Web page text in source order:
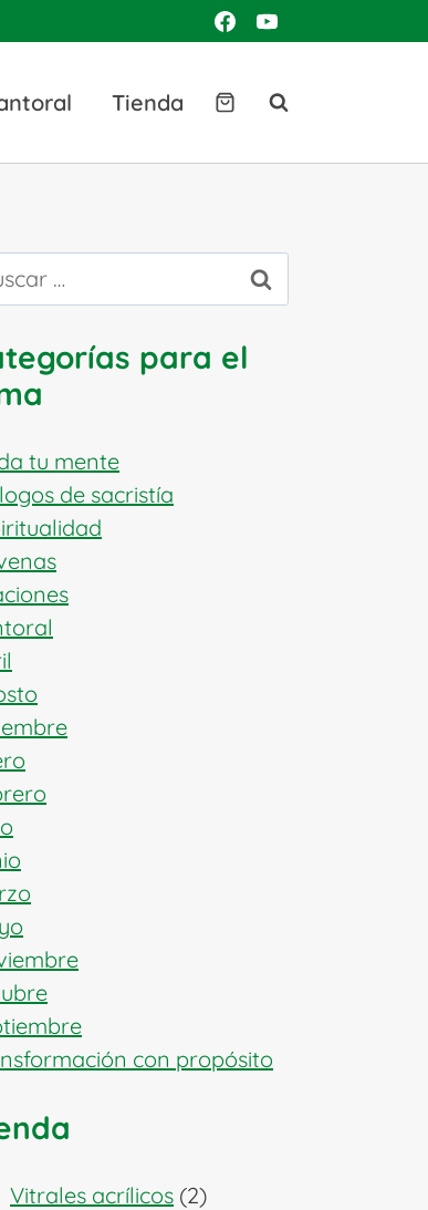
Tienda
para el
tu mente
de sacristía
con propósito
Vitrales acrílicos 22